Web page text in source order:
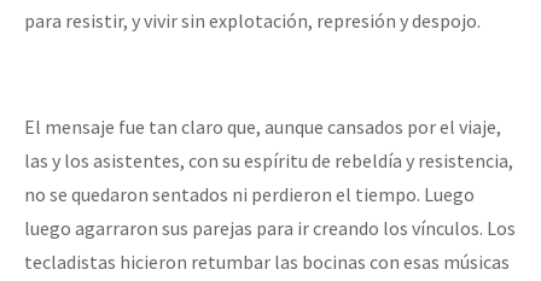
para resistir, y vivir sin explotación, represión y despojo.
El mensaje fue tan claro que, aunque cansados por el viaje,
las y los asistentes, con su espíritu de rebeldía y resistencia,
no se quedaron sentados ni perdieron el tiempo. Luego
luego agarraron sus parejas para ir creando los vínculos. Los
tecladistas hicieron retumbar las bocinas con esas músicas